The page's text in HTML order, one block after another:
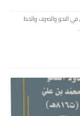
في النحو والصرف والخط